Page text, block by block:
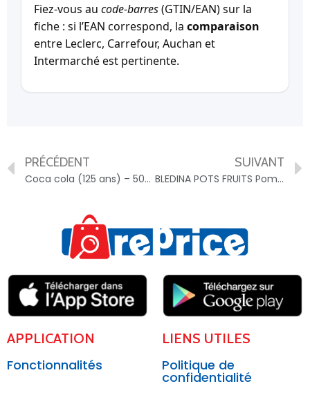
Fiez-vous au code-barres(GTIN/EAN) sur la
fiche : si l’EAN correspond, la comparaison
entre Leclerc, Carrefour, Auchan et
Intermarché est pertinente.
PRÉCÉDENT
Coca cola (125 ans) – 5000112583410
SUIVANT
BLEDINA POTS FRUITS Pommes Framboises 4x130g Dès 6 Mois – 3041090012402
APPLICATION
Fonctionnalités
LIENS UTILES
Politique de
confidentialité